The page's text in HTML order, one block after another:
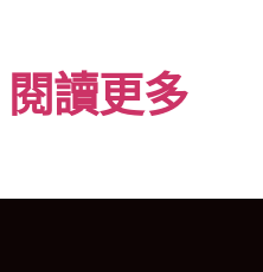
閱讀更多